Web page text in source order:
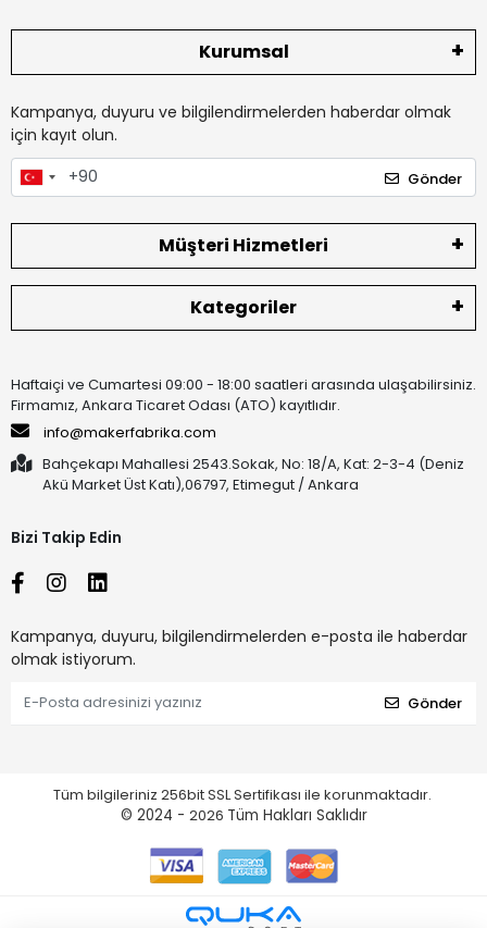
Kurumsal
Kampanya, duyuru ve bilgilendirmelerden haberdar olmak
için kayıt olun.
Gönder
Müşteri Hizmetleri
Kategoriler
Haftaiçi ve Cumartesi 09:00 - 18:00 saatleri arasında ulaşabilirsiniz.
Firmamız, Ankara Ticaret Odası (ATO) kayıtlıdır.
info@makerfabrika.com
Bahçekapı Mahallesi 2543.Sokak, No: 18/A, Kat: 2-3-4 (Deniz
Akü Market Üst Katı),06797, Etimegut / Ankara
Bizi Takip Edin
Kampanya, duyuru, bilgilendirmelerden e-posta ile haberdar
olmak istiyorum.
Gönder
Tüm bilgileriniz 256bit SSL Sertifikası ile korunmaktadır.
© 2024 - 2026 Tüm Hakları Saklıdır